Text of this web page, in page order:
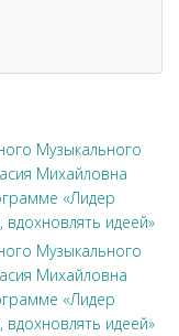
Музыкального
Михайловна
«Лидер
вдохновлять идеей»
Музыкального
Михайловна
«Лидер
вдохновлять идеей»